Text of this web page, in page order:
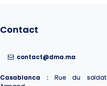
Contact
contact@dma.ma
Casablanca :
Rue du soldat
Contact
contact@dma.ma
Casablanca :
Rue du soldat